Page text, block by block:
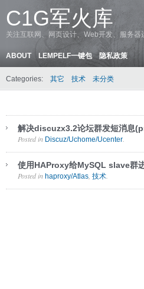
C1G军火库
关注互联网、网页设计、Web开发、服务
ABOUT LEMPELF一键包 隐私政策
Categories: 其它 技术 未分类
解决discuzx3.2论坛群发短消息
Posted in Discuz/Uchome/Ucenter
使用HAProxy给MySQL slave群
Posted in haproxy/Atlas 技术